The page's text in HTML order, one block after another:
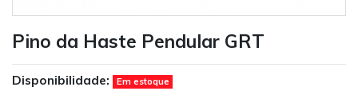
Pino da Haste Pendular GRT
Disponibilidade: Em estoque